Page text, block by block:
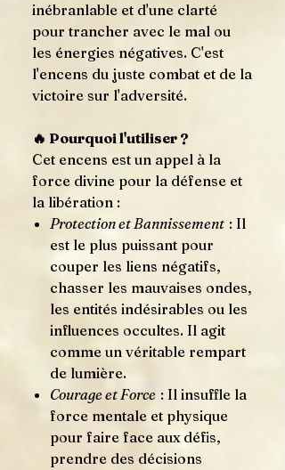
inébranlable et d'une clarté
pour trancher avec le mal ou
les énergies négatives. C'est
l'encens du juste combat et de la
victoire sur l'adversité.
🔥 Pourquoi l'utiliser ?
Cet encens est un appel à la
force divine pour la défense et
la libération :
Protection et Bannissement : Il
est le plus puissant pour
couper les liens négatifs,
chasser les mauvaises ondes,
les entités indésirables ou les
influences occultes. Il agit
comme un véritable rempart
de lumière.
Courage et Force : Il insuffle la
force mentale et physique
pour faire face aux défis,
prendre des décisions